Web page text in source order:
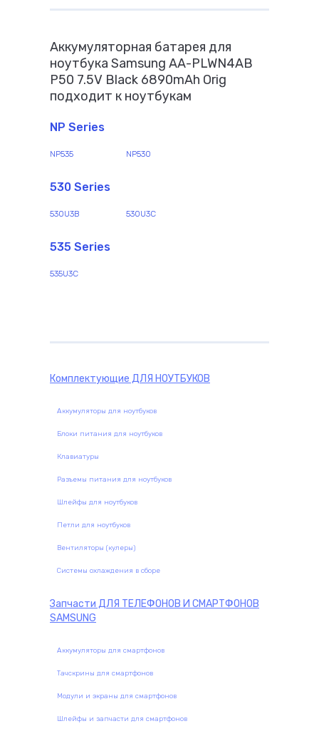
Аккумуляторная батарея для
ноутбука Samsung AA-PLWN4AB
P50 7.5V Black 6890mAh Orig
подходит к ноутбукам
NP Series
NP535 NP530
530 Series
530U3B 530U3C
535 Series
535U3C
Комплектующие ДЛЯ НОУТБУКОВ
Аккумуляторы для ноутбуков
Блоки питания для ноутбуков
Клавиатуры
Разъемы питания для ноутбуков
Шлейфы для ноутбуков
Петли для ноутбуков
Вентиляторы (кулеры)
Системы охлаждения в сборе
Запчасти ДЛЯ ТЕЛЕФОНОВ И СМАРТФОНОВ
SAMSUNG
Аккумуляторы для смартфонов
Тачскрины для смартфонов
Модули и экраны для смартфонов
Шлейфы и запчасти для смартфонов